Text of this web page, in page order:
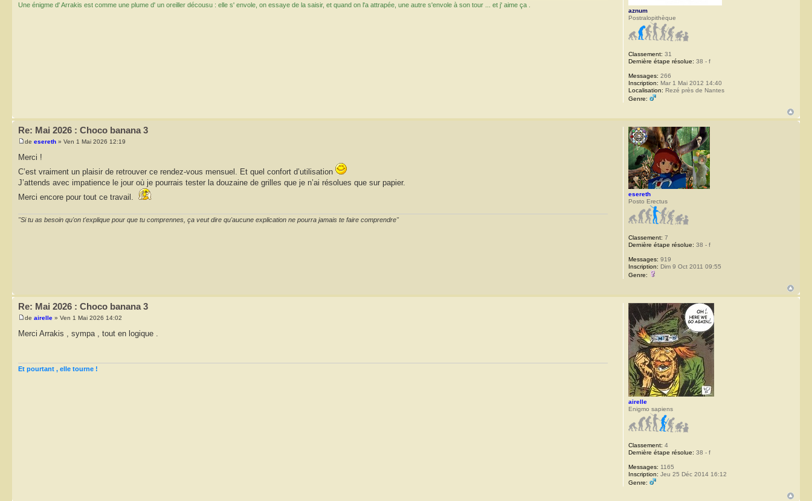
Une énigme d' Arrakis est comme une plume d' un oreiller décousu : elle s' envole, on essaye de la saisir, et quand on l'a attrapée, une autre s'envole à son tour ... et j' aime ça .
aznum
Postralopithèque
Classement: 31
Dernière étape résolue: 38 - f
Messages: 266
Inscription: Mar 1 Mai 2012 14:40
Localisation: Rezé près de Nantes
Genre:
Re: Mai 2026 : Choco banana 3
de esereth » Ven 1 Mai 2026 12:19
Merci !
C’est vraiment un plaisir de retrouver ce rendez-vous mensuel. Et quel confort d’utilisation
J’attends avec impatience le jour où je pourrais tester la douzaine de grilles que je n’ai résolues que sur papier.
Merci encore pour tout ce travail.
"Si tu as besoin qu'on t'explique pour que tu comprennes, ça veut dire qu'aucune explication ne pourra jamais te faire comprendre"
esereth
Posto Erectus
Classement: 7
Dernière étape résolue: 38 - f
Messages: 919
Inscription: Dim 9 Oct 2011 09:55
Genre:
Re: Mai 2026 : Choco banana 3
de airelle » Ven 1 Mai 2026 14:02
Merci Arrakis , sympa , tout en logique .
Et pourtant , elle tourne !
airelle
Enigmo sapiens
Classement: 4
Dernière étape résolue: 38 - f
Messages: 1165
Inscription: Jeu 25 Déc 2014 16:12
Genre: